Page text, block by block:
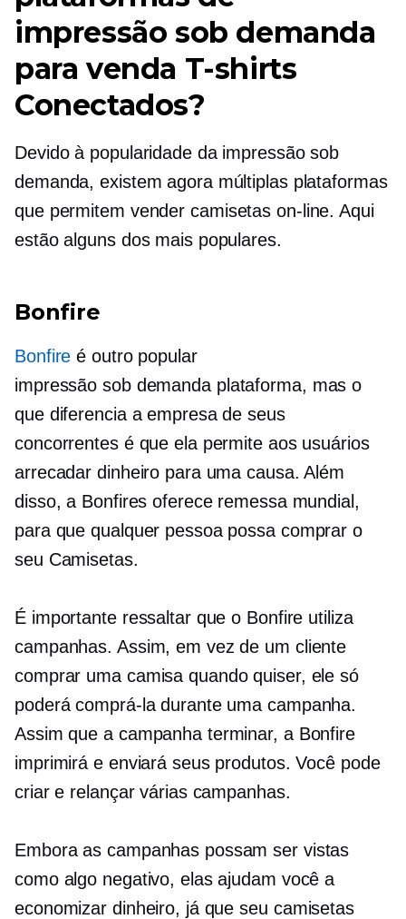
impressão sob demanda
para venda T-shirts
Conectados?
Devido à popularidade da impressão sob
demanda, existem agora múltiplas plataformas
que permitem vender camisetas on-line. Aqui
estão alguns dos mais populares.
Bonfire
Bonfire é outro popular
impressão sob demandaplataforma, mas o
que diferencia a empresa de seus
concorrentes é que ela permite aos usuários
arrecadar dinheiro para uma causa. Além
disso, a Bonfires oferece remessa mundial,
para que qualquer pessoa possa comprar o
seu Camisetas.
É importante ressaltar que o Bonfire utiliza
campanhas. Assim, em vez de um cliente
comprar uma camisa quando quiser, ele só
poderá comprá-la durante uma campanha.
Assim que a campanha terminar, a Bonfire
imprimirá e enviará seus produtos. Você pode
criar e relançar várias campanhas.
Embora as campanhas possam ser vistas
como algo negativo, elas ajudam você a
economizar dinheiro, já que seu camisetas